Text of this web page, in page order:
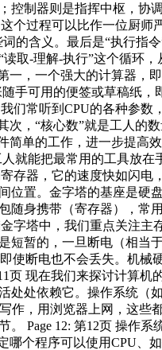
制器则是指挥中枢，协
个过程可以比作一位厨
的含义。最后是“执行
-理解-执行”这个循环
，一个强大的计算器，
手可用的便签或草稿纸
常听到CPU的各种参
，“核心数”就是工人的
单的工作，进一步提高
能把最常用的工具放
存器，它的速度快如闪
置。金字塔的基座是
身携带（寄存器），常
字塔中，我们重点关注
暂的，一旦断电（相当
断电也不会丢失。机
页 现在我们来探讨计算
处依赖它。操作系统（
作，用浏览器上网，这
Page 12: 第12页 操作
个程序可以使用CPU、